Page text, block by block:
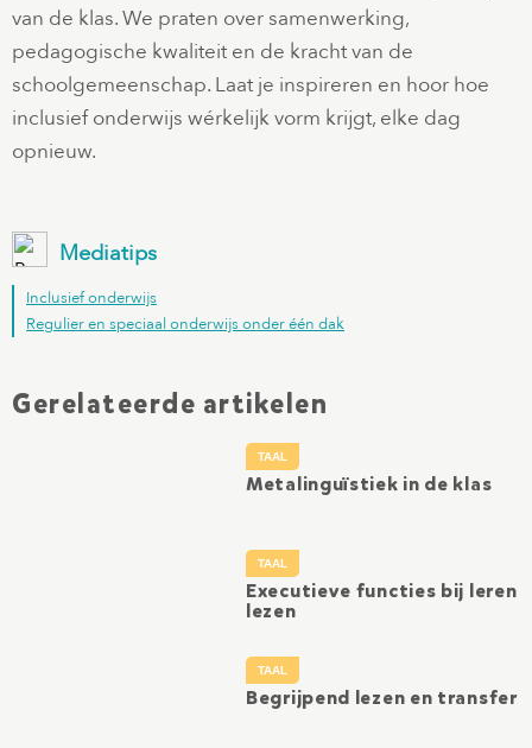
van de klas. We praten over samenwerking,
pedagogische kwaliteit en de kracht van de
schoolgemeenschap. Laat je inspireren en hoor hoe
inclusief onderwijs wérkelijk vorm krijgt, elke dag
opnieuw.
Mediatips
Inclusief onderwijs
Regulier en speciaal onderwijs onder één dak
Gerelateerde artikelen
TAAL
Metalinguïstiek in de klas
TAAL
Executieve functies bij leren
lezen
TAAL
Begrijpend lezen en transfer